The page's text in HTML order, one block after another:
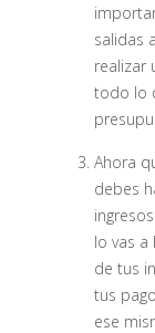
salidas
realizar
todo lo
Ahora
debes
lo vas
de tus
tus
ese